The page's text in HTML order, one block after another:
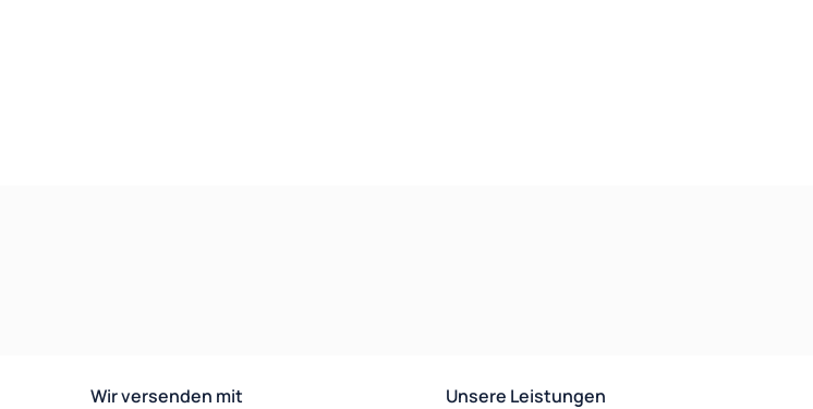
Wir versenden mit Unsere Leistungen